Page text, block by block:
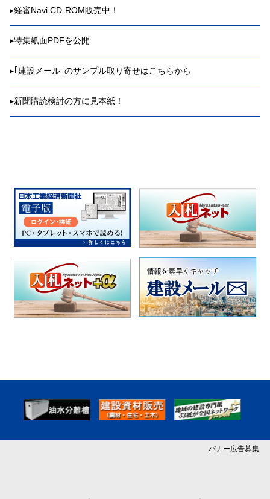
▸経審Navi CD-ROM販売中！
▸特集紙面PDFを公開
▸ ｢建設メール｣のサンプル取り寄せはこちらから
▸新聞購読検討の方に見本紙！
バナー広告募集